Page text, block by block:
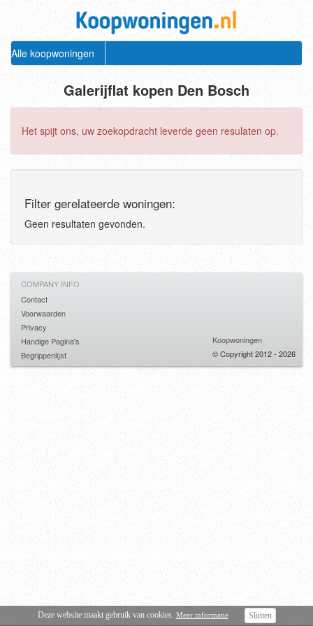
Alle koopwoningen
Galerijflat kopen Den Bosch
Het spijt ons, uw zoekopdracht leverde geen resulaten op.
Filter gerelateerde woningen:
Geen resultaten gevonden.
Deze website maakt gebruik van cookies. Meer informatie Sluiten
COMPANY INFO
Contact
Voorwaarden
Privacy
Handige Pagina's
Begrippenlijst
Koopwoningen
© Copyright 2012 - 2026